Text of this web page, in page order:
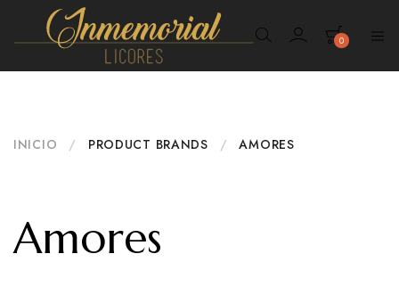
Inmemorial
0
INICIO / PRODUCT BRANDS / AMORES
Amores